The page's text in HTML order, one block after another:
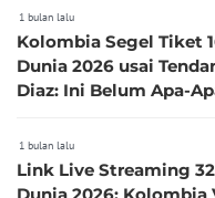
1 bulan lalu
Kolombia Segel Tiket
Dunia 2026 usai
Diaz: Ini Belum Apa-
1 bulan lalu
Link Live Streaming
Dunia 2026: Kolombia